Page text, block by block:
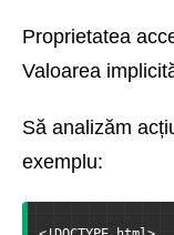
Proprietatea
Valoarea
Să analizăm
exemplu: